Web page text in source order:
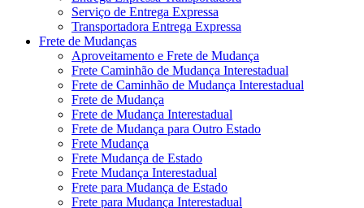
Serviço de Entrega Expressa
Transportadora Entrega Expressa
Frete de Mudanças
Aproveitamento e Frete de Mudança
Frete Caminhão de Mudança Interestadual
Frete de Caminhão de Mudança Interestadual
Frete de Mudança
Frete de Mudança Interestadual
Frete de Mudança para Outro Estado
Frete Mudança
Frete Mudança de Estado
Frete Mudança Interestadual
Frete para Mudança de Estado
Frete para Mudança Interestadual